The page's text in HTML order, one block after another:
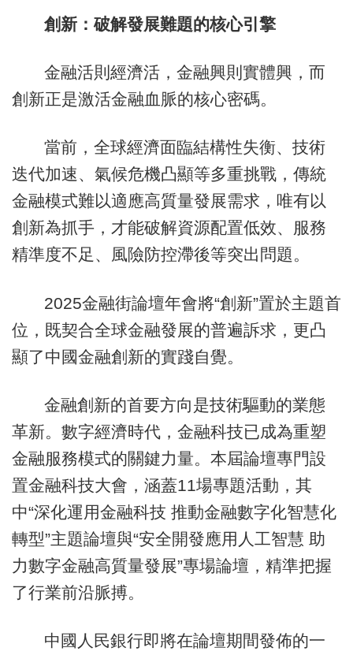
創新：破解發展難題的核心引擎
金融活則經濟活，金融興則實體興，而
創新正是激活金融血脈的核心密碼。
當前，全球經濟面臨結構性失衡、技術
迭代加速、氣候危機凸顯等多重挑戰，傳統
金融模式難以適應高質量發展需求，唯有以
創新為抓手，才能破解資源配置低效、服務
精準度不足、風險防控滯後等突出問題。
2025金融街論壇年會將“創新”置於主題首
位，既契合全球金融發展的普遍訴求，更凸
顯了中國金融創新的實踐自覺。
金融創新的首要方向是技術驅動的業態
革新。數字經濟時代，金融科技已成為重塑
金融服務模式的關鍵力量。本屆論壇專門設
置金融科技大會，涵蓋11場專題活動，其
中“深化運用金融科技 推動金融數字化智慧化
轉型”主題論壇與“安全開發應用人工智慧 助
力數字金融高質量發展”專場論壇，精準把握
了行業前沿脈搏。
中國人民銀行即將在論壇期間發佈的一